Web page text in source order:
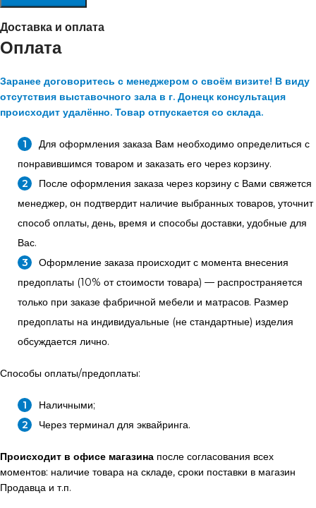
Доставка и оплата
Оплата
Заранее договоритесь с менеджером о своём визите! В виду
отсутствия выставочного зала в г. Донецк консультация
происходит удалённо. Товар отпускается со склада.
Для оформления заказа Вам необходимо определиться с
понравившимся товаром и заказать его через корзину.
После оформления заказа через корзину с Вами свяжется
менеджер, он подтвердит наличие выбранных товаров, уточнит
способ оплаты, день, время и способы доставки, удобные для
Вас.
Оформление заказа происходит с момента внесения
предоплаты (10% от стоимости товара) — распространяется
только при заказе фабричной мебели и матрасов. Размер
предоплаты на индивидуальные (не стандартные) изделия
обсуждается лично.
Способы оплаты/предоплаты:
Наличными;
Через терминал для эквайринга.
Происходит в офисе магазина после согласования всех
моментов: наличие товара на складе, сроки поставки в магазин
Продавца и т.п.